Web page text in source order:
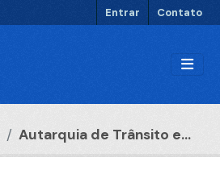
Entrar Contato
Autarquia de Trânsito e...